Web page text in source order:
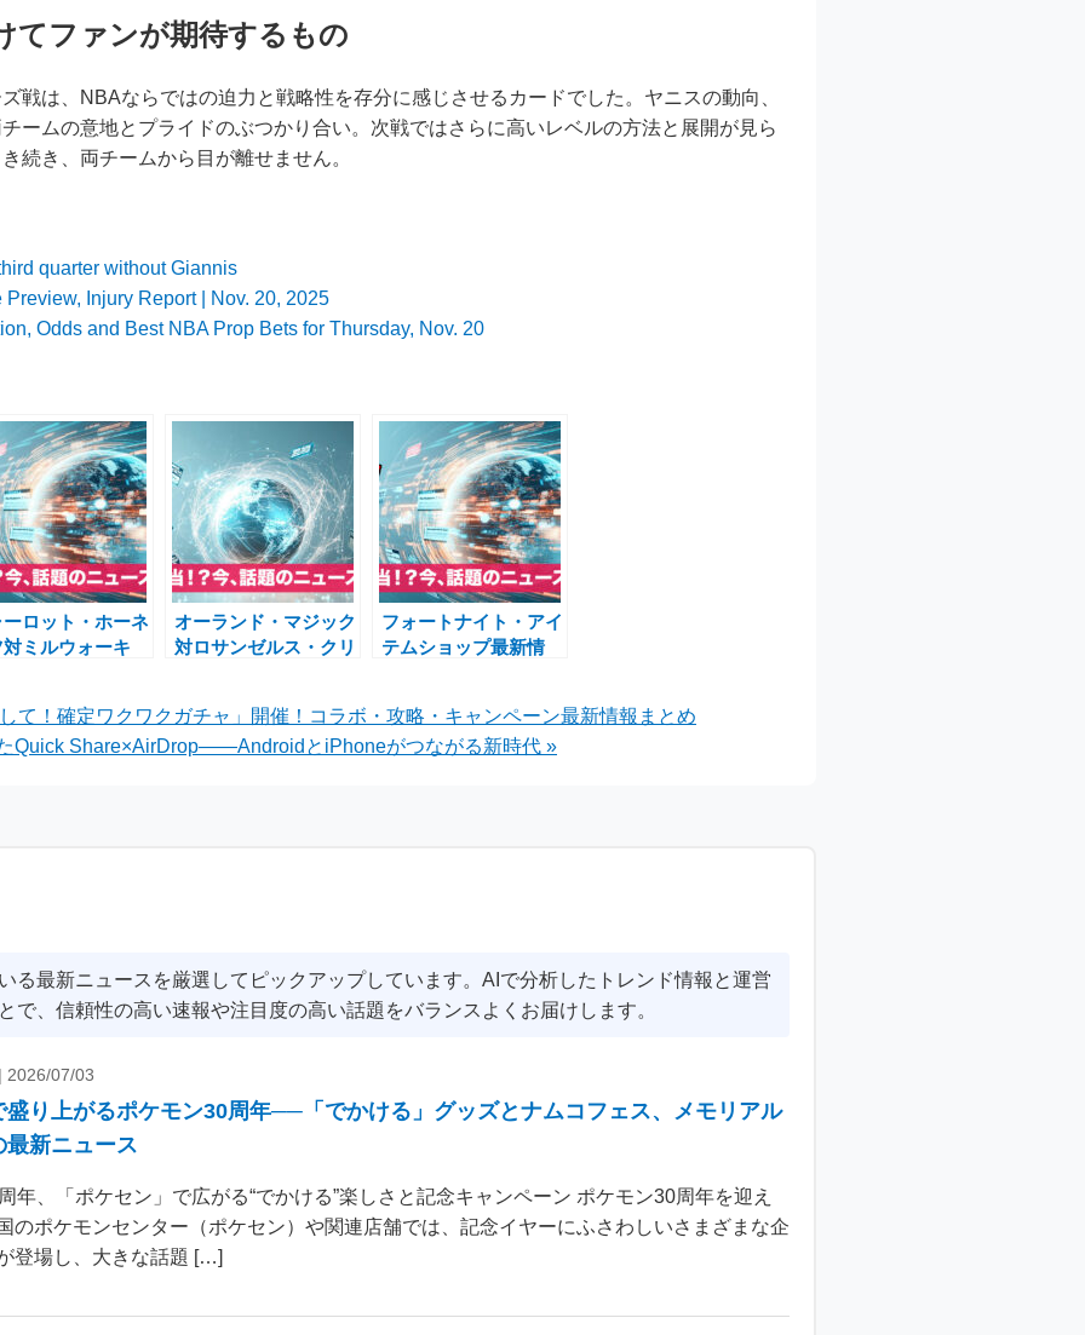
てファンが期待するもの
戦は、NBAならではの迫力と戦略性を存分に感じさせるカードでした。ヤニスの動向、
ームの意地とプライドのぶつかり合い。次戦ではさらに高いレベルの方法と展開が見ら
続き、両チームから目が離せません。
quarter without Giannis
Injury Report | Nov. 20, 2025
Odds and Best NBA Prop Bets for Thursday, Nov. 20
ロット・ホーネ
ミルウォーキ
日）総力特集
オーランド・マジック
対ロサンゼルス・クリ
フォートナイト・アイ
テムショップ最新情
年8月】
て！確定ワクワクガチャ」開催！コラボ・攻略・キャンペーン最新情報まとめ
Quick Share×AirDrop――AndroidとiPhoneがつながる新時代 »
る最新ニュースを厳選してピックアップしています。AIで分析したトレンド情報と運営
で、信頼性の高い速報や注目度の高い話題をバランスよくお届けします。
2026/07/03
盛り上がるポケモン30周年──「でかける」グッズとナムコフェス、メモリアル
最新ニュース
年、「ポケセン」で広がる“でかける”楽しさと記念キャンペーン ポケモン30周年を迎え
のポケモンセンター（ポケセン）や関連店舗では、記念イヤーにふさわしいさまざまな企
登場し、大きな話題 […]